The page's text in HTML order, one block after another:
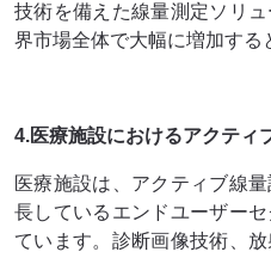
技術を備えた線量測定ソリ
界市場全体で大幅に増加する
4.医療施設におけるアクティ
医療施設は、アクティブ線
長しているエンドユーザー
ています。診断画像技術、